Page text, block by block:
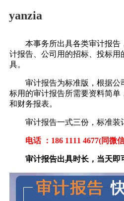
yanzia
本事务所出具各类审计报告
计报告、公司用的招标、投标用
具。
审计报告为标准版，根据公
标用的审计报告所需要资料简单
和财务报表。
审计报告一式三份，标准装
电话 ：186 1111 4677(同微
审计报告出具时长，当天即